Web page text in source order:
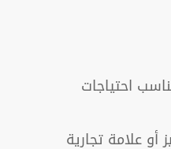
احتياجات
علامة تجارية